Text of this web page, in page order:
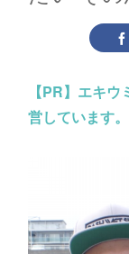
【PR】 エキウ
営しています。